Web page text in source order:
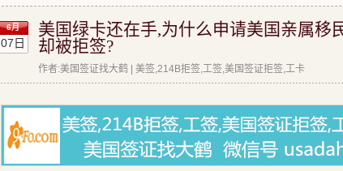
6月
07日
美国绿卡还在手,为什么申请美国亲属移
却被拒签?
作者:美国签证找大鹤 | 美签,214B拒签,工签,美国签证拒签,工卡